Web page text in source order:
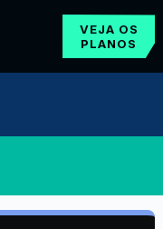
VEJA OS
PLANOS